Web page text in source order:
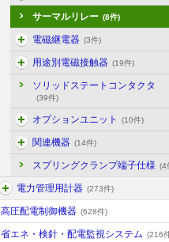
サーマルリレー (8件)
電磁継電器 (3件)
用途別電磁接触器 (19件)
ソリッドステートコンタクタ
(39件)
オプションユニット (10件)
関連機器 (14件)
スプリングクランプ端子仕様 (4
電力管理用計器 (273件)
高圧配電制御機器 (628件)
省エネ・検針・配電監視システム (216